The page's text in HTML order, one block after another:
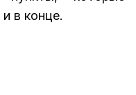
в конце.